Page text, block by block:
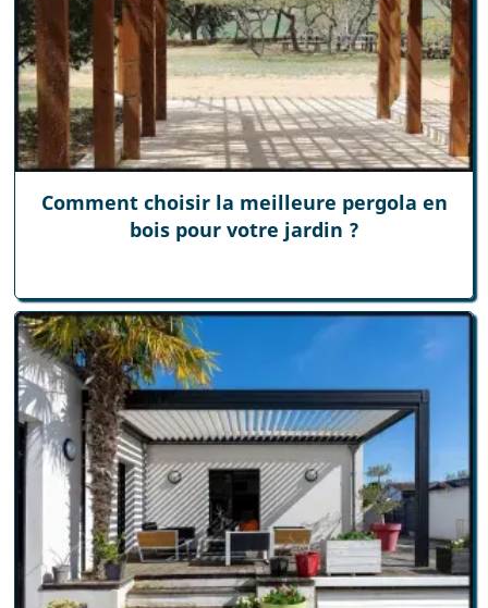
Comment choisir la meilleure pergola en
bois pour votre jardin ?